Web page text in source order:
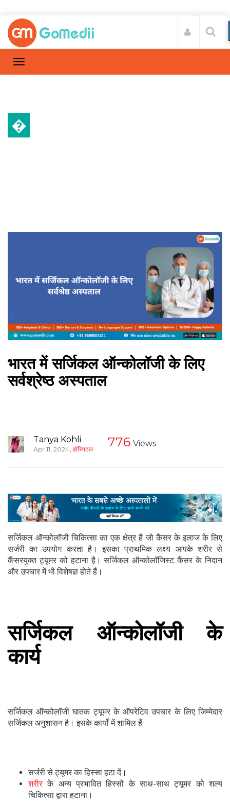
�
भारत में सर्जिकल ऑन्कोलॉजी के लिए
सर्वश्रेष्ठ अस्पताल
Tanya Kohli
Apr 11, 2024, हॉस्पिटल 776 Views
सर्जिकल ऑन्कोलॉजी चिकित्सा का एक क्षेत्र है जो कैंसर के इलाज के लिए
सर्जरी का उपयोग करता है। इसका प्राथमिक लक्ष्य आपके शरीर से
कैंसरयुक्त ट्यूमर को हटाना है। सर्जिकल ऑन्कोलॉजिस्ट कैंसर के निदान
और उपचार में भी विशेषज्ञ होते हैं।
सर्जिकल ऑन्कोलॉजी के
कार्य
सर्जिकल ऑन्कोलॉजी घातक ट्यूमर के ऑपरेटिव उपचार के लिए जिम्मेदार
सर्जिकल अनुशासन है। इसके कार्यों में शामिल हैं:
सर्जरी से ट्यूमर का हिस्सा हटा दें।
शरीरके अन्य प्रभावित हिस्सों के साथ-साथ ट्यूमर को शल्य
चिकित्सा द्वारा हटाना।